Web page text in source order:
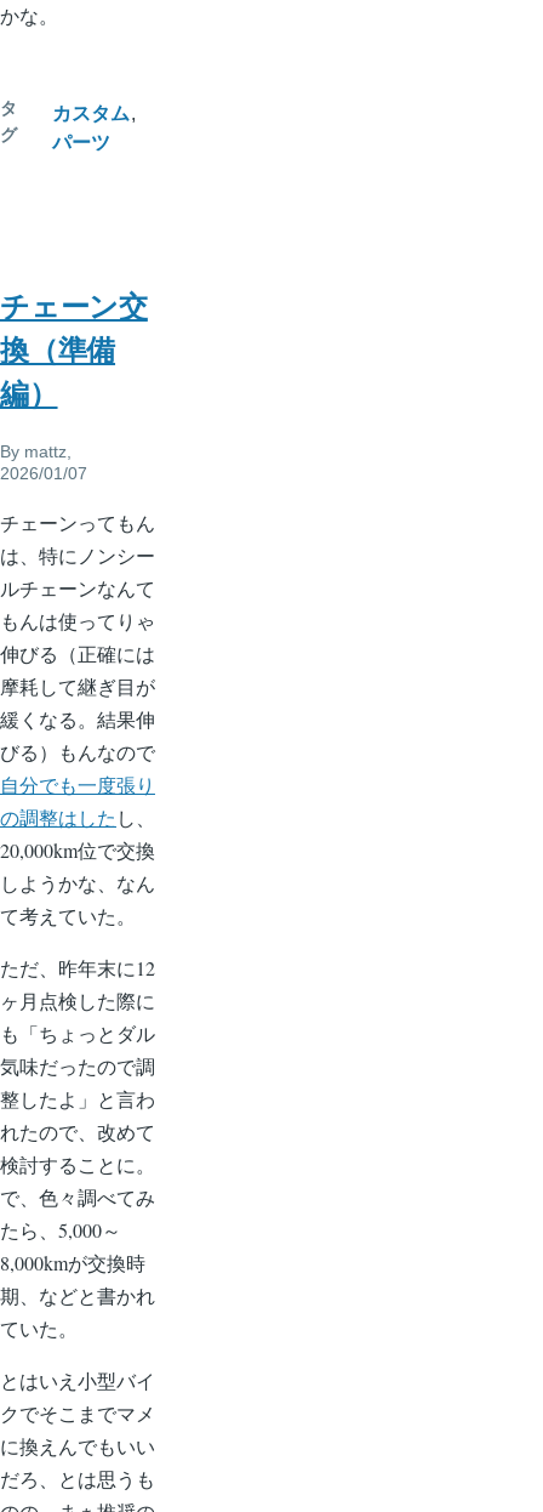
かな。
タ
グ
カスタム
パーツ
チェーン交
換（準備
編）
By mattz
2026/01/07
チェーンってもん
は、特にノンシー
ルチェーンなんて
もんは使ってりゃ
伸びる（正確には
摩耗して継ぎ目が
緩くなる。結果伸
びる）もんなので
自分でも一度張り
の調整はした し、
20,000km位で交換
しようかな、なん
て考えていた。
ただ、昨年末に12
ヶ月点検した際に
も「ちょっとダル
気味だったので調
整したよ」と言わ
れたので、改めて
検討することに。
で、色々調べてみ
たら、5,000～
8,000kmが交換時
期、などと書かれ
ていた。
とはいえ小型バイ
クでそこまでマメ
に換えんでもいい
だろ、とは思うも